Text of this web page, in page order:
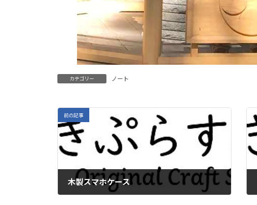
カテゴリー ノート
前の記事
木製スマホケース